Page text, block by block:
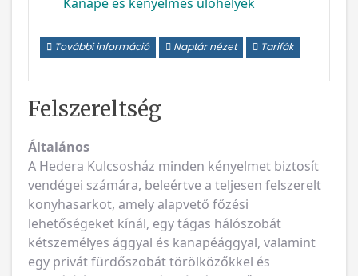
További információ Naptár nézet Tarifák
Felszereltség
Általános
A Hedera Kulcsosház minden kényelmet biztosít
vendégei számára, beleértve a teljesen felszerelt
konyhasarkot, amely alapvető főzési
lehetőségeket kínál, egy tágas hálószobát
kétszemélyes ággyal és kanapéággyal, valamint
egy privát fürdőszobát törölközőkkel és